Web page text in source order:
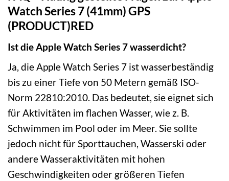
Watch Series 7 (41mm) GPS
(PRODUCT)RED
Ist die Apple Watch Series 7 wasserdicht?
Ja, die Apple Watch Series 7 ist wasserbeständig
bis zu einer Tiefe von 50 Metern gemäß ISO-
Norm 22810:2010. Das bedeutet, sie eignet sich
für Aktivitäten im flachen Wasser, wie z. B.
Schwimmen im Pool oder im Meer. Sie sollte
jedoch nicht für Sporttauchen, Wasserski oder
andere Wasseraktivitäten mit hohen
Geschwindigkeiten oder größeren Tiefen